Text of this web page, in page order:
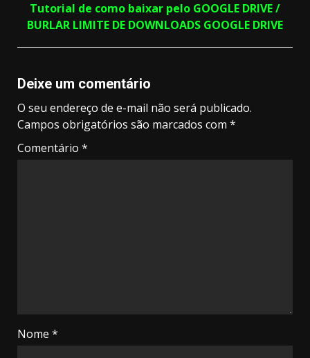
Tutorial de como baixar pelo GOOGLE DRIVE /
BURLAR LIMITE DE DOWNLOADS GOOGLE DRIVE
Deixe um comentário
O seu endereço de e-mail não será publicado.
Campos obrigatórios são marcados com *
Comentário *
Nome *